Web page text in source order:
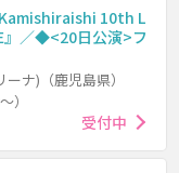
10th L
／◆<20日公演>フ
ナ)（鹿児島県）
）
受付中